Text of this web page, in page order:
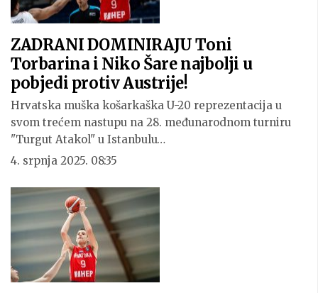
ZADRANI DOMINIRAJU Toni
Torbarina i Niko Šare najbolji u
pobjedi protiv Austrije!
Hrvatska muška košarkaška U-20 reprezentacija u
svom trećem nastupu na 28. međunarodnom turniru
"Turgut Atakol" u Istanbulu…
4. srpnja 2025. 08:35